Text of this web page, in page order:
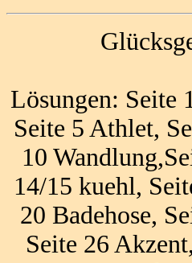
Lösungen: Seite
Seite 5 Athlet,
10
14/15 kuehl,
20 Badehose,
Seite 26